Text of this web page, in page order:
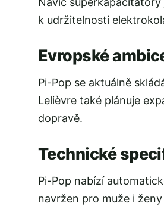
k udržitelnosti
Evropské
Pi-Pop se aktuálně
Lelièvre také plánuje
dopravě.
Technické
Pi-Pop nabízí
navržen pro muže i